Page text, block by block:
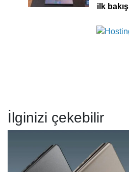
ilk bakış
İlginizi çekebilir